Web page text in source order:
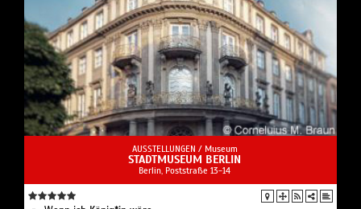
AUSSTELLUNGEN / Museum
STADTMUSEUM BERLIN
Berlin, Poststraße 13-14